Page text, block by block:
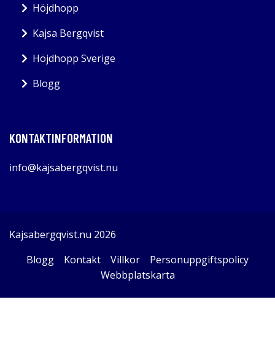
Höjdhopp
Kajsa Bergqvist
Höjdhopp Sverige
Blogg
KONTAKTINFORMATION
info@kajsabergqvist.nu
Kajsabergqvist.nu 2026
Blogg
Kontakt Villkor
Personuppgiftspolicy
Webbplatskarta